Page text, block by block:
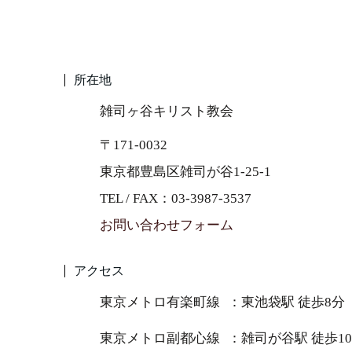
所在地
雑司ヶ谷キリスト教会
〒171-0032
東京都豊島区雑司が谷1-25-1
TEL / FAX：03-3987-3537
お問い合わせフォーム
アクセス
東京メトロ有楽町線 東池袋駅 徒歩8分
東京メトロ副都心線 雑司が谷駅 徒歩